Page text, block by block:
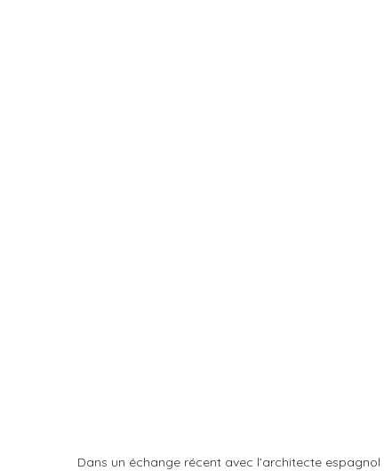
Dans un échange récent avec l’architecte espagnol